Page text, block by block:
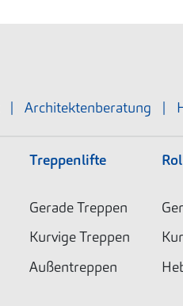
| Architektenberatung |
Treppenlifte
Gerade Treppen
Kurvige Treppen
Außentreppen